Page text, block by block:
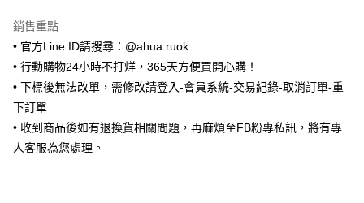
ATM付款
全家取貨付款
每筆NT$65，滿NT$688(含以上)免運費
付款後全家取貨
銷售重點
• 官方Line ID請搜尋：@ahua.ruok
• 行動購物24小時不打烊，365天方便買開心購！
• 下標後無法改單，需修改請登入-會員系統-交易紀錄-取消訂單-重
下訂單
• 收到商品後如有退換貨相關問題，再麻煩至FB粉專私訊，將有專
人客服為您處理。